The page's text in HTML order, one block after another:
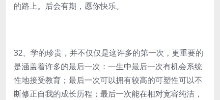
的路上。后会有期，愿你快乐。
32、学的珍贵，并不仅仅是这许多的第一次，更重要的
是涵盖着许多的最后一次：一生中最后一次有机会系统
性地接受教育；最后一次可以拥有较高的可塑性可以不
断修正自我的成长历程；最后一次能在相对宽容纯洁，